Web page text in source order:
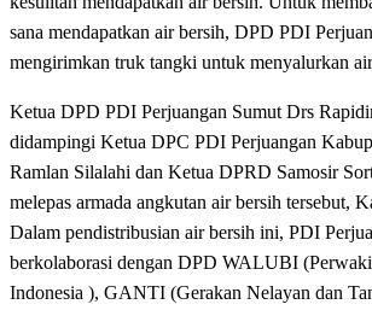
sana mendapatkan air bersih, DPD PDI
mengirimkan truk tangki untuk menyalurkan
Ketua DPD PDI Perjuangan Sumut Drs
didampingi Ketua DPC PDI Perjuangan
Ramlan Silalahi dan Ketua DPRD Samosir
melepas armada angkutan air bersih tersebut,
Dalam pendistribusian air bersih ini, PDI
berkolaborasi dengan DPD WALUBI
Indonesia ), GANTI (Gerakan Nelayan dan